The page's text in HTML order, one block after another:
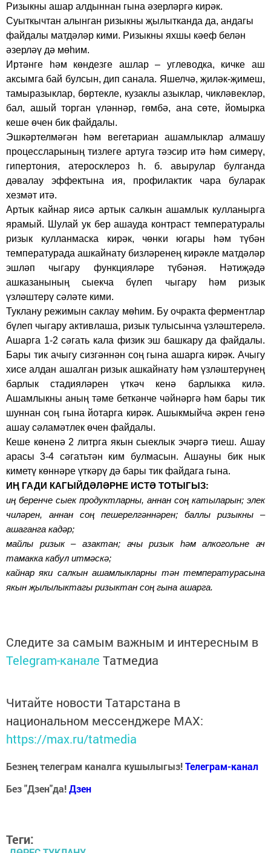
Ризыкны ашар алдыннан гына әзерләргә кирәк.
Суыткычтан алынган ризыкны җылытканда да, андагы
файдалы матдәләр кими. Ризыкны яхшы кәеф белән
әзерләү дә мөһим.
Иртәнге һәм көндезге ашлар – углеводка, кичке аш
аксымга бай булсын, дип санала. Яшелчә, җиләк-җимеш,
тамыразыклар, бөртекле, кузаклы азыклар, чикләвекләр,
бал, ашый торган үләннәр, гөмбә, ана сөте, йомырка
кеше өчен бик файдалы.
Эшкәртелмәгән һәм вегетариан ашамлыклар алмашу
процессларының тизлеге артуга тәэсир итә һәм симерү,
гипертония, атеросклероз һ. б. авырулар булганда
дәвалау эффектына ия, профилактик чара буларак
хезмәт итә.
Артык кайнар яисә артык салкын ашамлык кулланырга
ярамый. Шулай ук бер ашауда контраст температуралы
ризык кулланмаска кирәк, чөнки югары һәм түбән
температурада ашкайнату бизләренең кирәкле матдәләр
эшләп чыгару функцияләре түбәнәя. Нәтиҗәдә
ашказанының сыекча бүлеп чыгару һәм ризык
үзләштерү сәләте кими.
Туклану режимын саклау мөһим. Бу очракта ферментлар
бүлеп чыгару активлаша, ризык тулысынча үзләштерелә.
Ашарга 1-2 сәгать кала физик эш башкару да файдалы.
Бары тик ачыгу сизгәннән соң гына ашарга кирәк. Ачыгу
хисе алдан ашалган ризык ашкайнату һәм үзләштерүнең
барлык стадияләрен үткәч кенә барлыкка килә.
Ашамлыкны аның тәме беткәнче чәйнәргә һәм бары тик
шуннан соң гына йотарга кирәк. Ашыкмыйча әкрен генә
ашау сәламәтлек өчен файдалы.
Кеше көненә 2 литрга якын сыеклык эчәргә тиеш. Ашау
арасы 3-4 сәгатьтән ким булмасын. Ашауны бик нык
киметү көннәре үткәрү дә бары тик файдага гына.
ИҢ ГАДИ КАГЫЙДӘЛӘРНЕ ИСТӘ ТОТЫГЫЗ:
иң беренче сыек продуктларны, аннан соң катыларын; элек
чиләрен, аннан соң пешерелгәннәрен; баллы ризыкны –
ашаганга кадәр;
майлы ризык – азактан; ачы ризык һәм алкогольне ач
тамакка кабул итмәскә;
кайнар яки салкын ашамлыкларны тән температурасына
якын җылылыктагы ризыктан соң гына ашарга.
Следите за самым важным и интересным в
Telegram-канале Татмедиа
Читайте новости Татарстана в
национальном мессенджере MАХ:
https://max.ru/tatmedia
Безнең телеграм каналга кушылыгыз!Телеграм-канал
Без "Дзен"да!Дзен
Теги: